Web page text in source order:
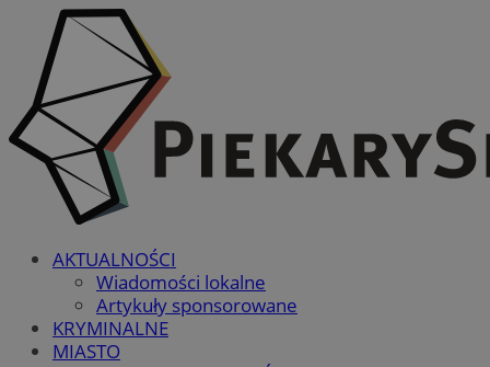
AKTUALNOŚCI
Wiadomości lokalne
Artykuły sponsorowane
KRYMINALNE
MIASTO